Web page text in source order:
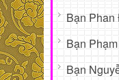
Bạn Phan
Bạn
Bạn